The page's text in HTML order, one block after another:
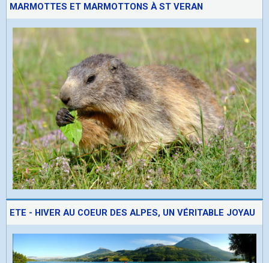
MARMOTTES ET MARMOTTONS À ST VERAN
ETE - HIVER AU COEUR DES ALPES, UN VÉRITABLE JOYAU